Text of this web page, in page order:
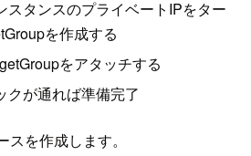
スタンスのプライベートIPをター
を作成する
をアタッチする
クが通れば準備完了
を作成します。